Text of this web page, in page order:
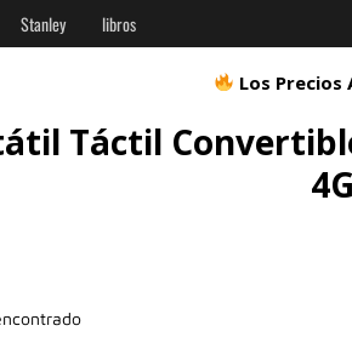
Stanley libros
Los Precios
Táctil